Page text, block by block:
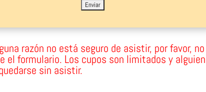
razón no está seguro de asistir, por favor, no
el formulario. Los cupos son limitados y alguien
sin asistir.